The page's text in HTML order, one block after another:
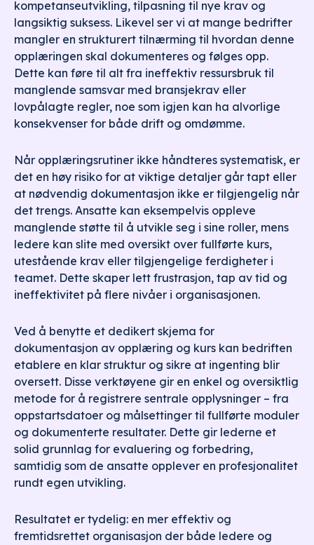
kompetanseutvikling, tilpasning til nye krav og
langsiktig suksess. Likevel ser vi at mange bedrifter
mangler en strukturert tilnærming til hvordan denne
opplæringen skal dokumenteres og følges opp.
Dette kan føre til alt fra ineffektiv ressursbruk til
manglende samsvar med bransjekrav eller
lovpålagte regler, noe som igjen kan ha alvorlige
konsekvenser for både drift og omdømme.
Når opplæringsrutiner ikke håndteres systematisk, er
det en høy risiko for at viktige detaljer går tapt eller
at nødvendig dokumentasjon ikke er tilgjengelig når
det trengs. Ansatte kan eksempelvis oppleve
manglende støtte til å utvikle seg i sine roller, mens
ledere kan slite med oversikt over fullførte kurs,
utestående krav eller tilgjengelige ferdigheter i
teamet. Dette skaper lett frustrasjon, tap av tid og
ineffektivitet på flere nivåer i organisasjonen.
Ved å benytte et dedikert skjema for
dokumentasjon av opplæring og kurs kan bedriften
etablere en klar struktur og sikre at ingenting blir
oversett. Disse verktøyene gir en enkel og oversiktlig
metode for å registrere sentrale opplysninger – fra
oppstartsdatoer og målsettinger til fullførte moduler
og dokumenterte resultater. Dette gir lederne et
solid grunnlag for evaluering og forbedring,
samtidig som de ansatte opplever en profesjonalitet
rundt egen utvikling.
Resultatet er tydelig: en mer effektiv og
fremtidsrettet organisasjon der både ledere og